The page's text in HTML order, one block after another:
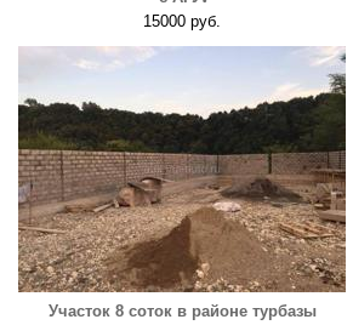
15000 руб.
Участок 8 соток в районе турбазы